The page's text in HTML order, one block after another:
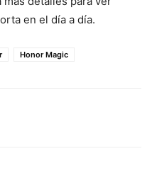
en el día a día.
Honor Magic